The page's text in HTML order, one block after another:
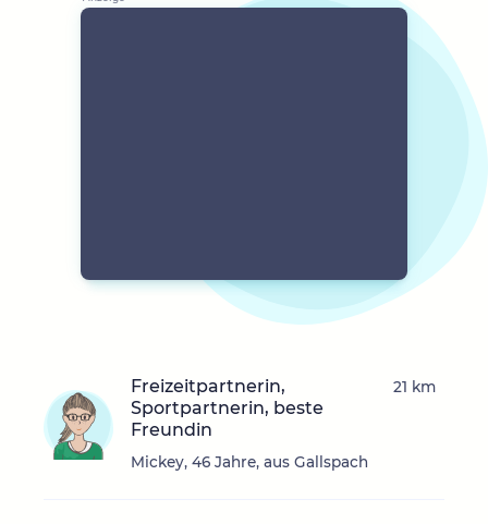
Freizeitpartnerin,
Sportpartnerin, beste
Freundin
Mickey, 46 Jahre, aus Gallspach
21 km